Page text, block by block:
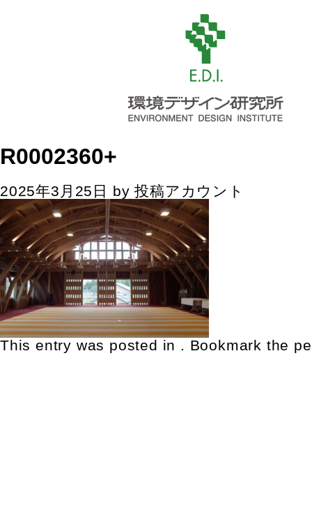
R0002360+
2025年3月25日 by投稿アカウント
This entry was posted in . Bookmark the